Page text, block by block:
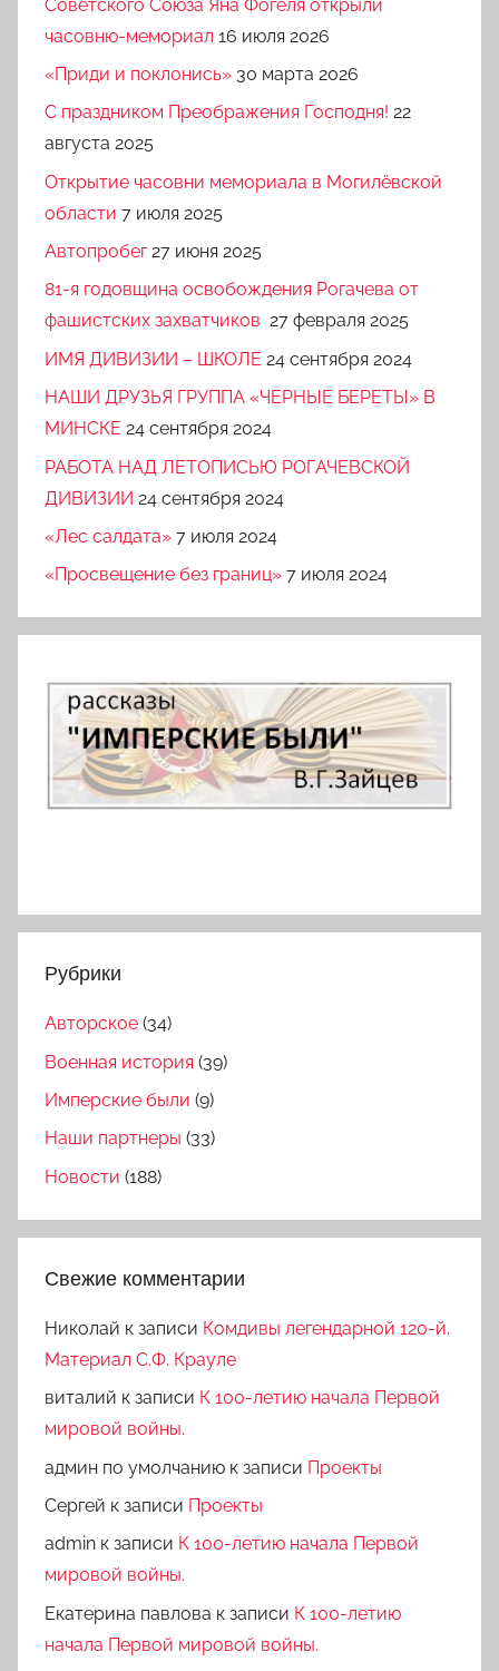
Советского Союза Яна Фогеля открыли
часовню-мемориал 16 июля 2026
«Приди и поклонись» 30 марта 2026
C праздником Преображения Господня! 22
августа 2025
Открытие часовни мемориала в Могилёвской
области 7 июля 2025
Автопробег 27 июня 2025
81-я годовщина освобождения Рогачева от
фашистских захватчиков 27 февраля 2025
ИМЯ ДИВИЗИИ – ШКОЛЕ 24 сентября 2024
НАШИ ДРУЗЬЯ ГРУППА «ЧЕРНЫЕ БЕРЕТЫ» В
МИНСКЕ 24 сентября 2024
РАБОТА НАД ЛЕТОПИСЬЮ РОГАЧЕВСКОЙ
ДИВИЗИИ 24 сентября 2024
«Лес салдата» 7 июля 2024
«Просвещение без границ» 7 июля 2024
Рубрики
Авторское (34)
Военная история (39)
Имперские были (9)
Наши партнеры (33)
Новости (188)
Свежие комментарии
Николай к записи Комдивы легендарной 120-й.
Материал С.Ф. Крауле
виталий к записи К 100-летию начала Первой
мировой войны.
админ по умолчанию к записи Проекты
Сергей к записи Проекты
admin к записи К 100-летию начала Первой
мировой войны.
Екатерина павлова к записи К 100-летию
начала Первой мировой войны.